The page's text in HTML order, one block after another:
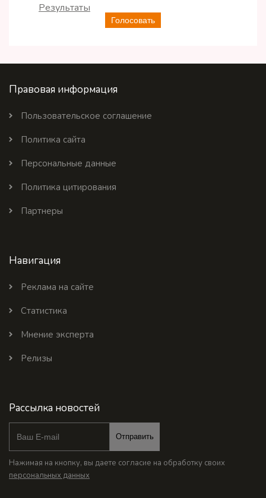
Голосовать
Результаты
Правовая информация
Пользовательское соглашение
Политика сайта
Персональные данные
Политика цитирования
Партнеры
Навигация
Реклама на сайте
Статистика
Мнение эксперта
Релизы
Рассылка новостей
Отправить
Нажимая на кнопку, вы даете согласие на обработку своих
персональных данных